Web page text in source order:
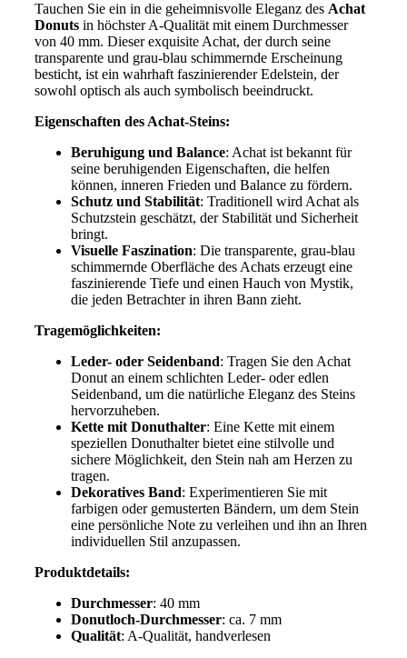
Tauchen Sie ein in die geheimnisvolle Eleganz des Achat
Donuts in höchster A-Qualität mit einem Durchmesser
von 40 mm. Dieser exquisite Achat, der durch seine
transparente und grau-blau schimmernde Erscheinung
besticht, ist ein wahrhaft faszinierender Edelstein, der
sowohl optisch als auch symbolisch beeindruckt.
Eigenschaften des Achat-Steins:
Beruhigung und Balance: Achat ist bekannt für
seine beruhigenden Eigenschaften, die helfen
können, inneren Frieden und Balance zu fördern.
Schutz und Stabilität: Traditionell wird Achat als
Schutzstein geschätzt, der Stabilität und Sicherheit
bringt.
Visuelle Faszination: Die transparente, grau-blau
schimmernde Oberfläche des Achats erzeugt eine
faszinierende Tiefe und einen Hauch von Mystik,
die jeden Betrachter in ihren Bann zieht.
Tragemöglichkeiten:
Leder- oder Seidenband: Tragen Sie den Achat
Donut an einem schlichten Leder- oder edlen
Seidenband, um die natürliche Eleganz des Steins
hervorzuheben.
Kette mit Donuthalter: Eine Kette mit einem
speziellen Donuthalter bietet eine stilvolle und
sichere Möglichkeit, den Stein nah am Herzen zu
tragen.
Dekoratives Band: Experimentieren Sie mit
farbigen oder gemusterten Bändern, um dem Stein
eine persönliche Note zu verleihen und ihn an Ihren
individuellen Stil anzupassen.
Produktdetails:
Durchmesser: 40 mm
Donutloch-Durchmesser: ca. 7 mm
Qualität: A-Qualität, handverlesen